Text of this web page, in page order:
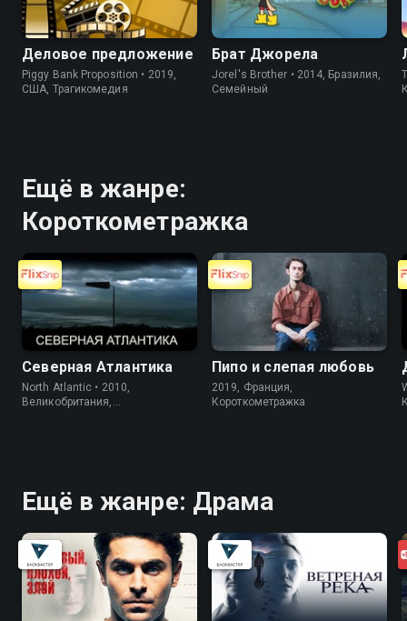
Деловое предложение
Piggy Bank Proposition • 2019,
США, Трагикомедия
Брат Джорела
Jorel's Brother • 2014, Бразилия,
Cемейный
Ещё в жанре:
Короткометражка
Северная Атлантика
North Atlantic • 2010,
Великобритания,
Пипо и слепая любовь
2019, Франция,
Короткометражка
Ещё в жанре: Драма